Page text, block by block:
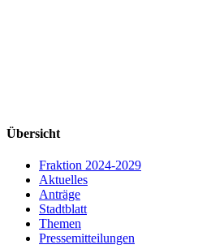
Übersicht
Fraktion 2024-2029
Aktuelles
Anträge
Stadtblatt
Themen
Pressemitteilungen